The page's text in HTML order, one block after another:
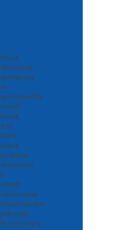
Počas
dlhoročnej
spolupráce
so
spoločnosťou
Horvát
Servis,
s.r.o.
Žilina
máme
pozitívne
skúsenosti
v
oblasti
servisovania
klimatizačných
jednotiek.
Profesionálny